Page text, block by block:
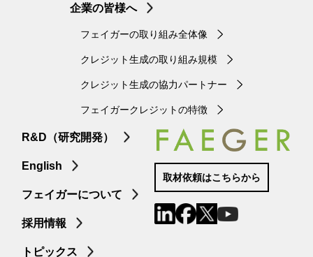
企業の皆様へ
フェイガーの取り組み全体像
クレジット生成の取り組み規模
クレジット生成の協力パートナー
フェイガークレジットの特徴
R&D（研究開発）
English
フェイガーについて
採用情報
トピックス
取材依頼はこちらから